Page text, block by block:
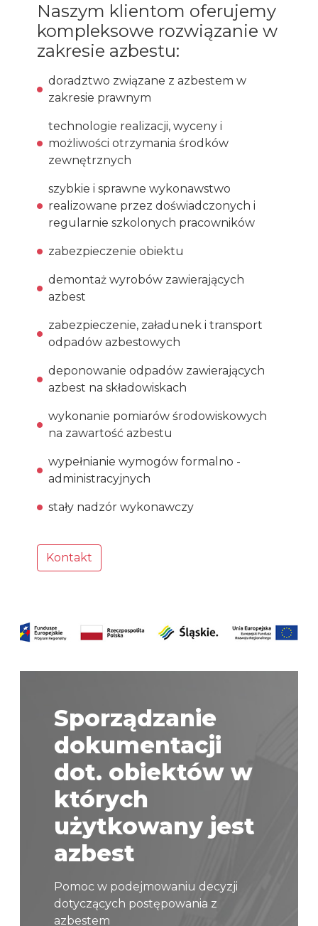
Naszym klientom oferujemy
kompleksowe rozwiązanie w
zakresie azbestu:
doradztwo związane z azbestem w
zakresie prawnym
technologie realizacji, wyceny i
możliwości otrzymania środków
zewnętrznych
szybkie i sprawne wykonawstwo
realizowane przez doświadczonych i
regularnie szkolonych pracowników
zabezpieczenie obiektu
demontaż wyrobów zawierających
azbest
zabezpieczenie, załadunek i transport
odpadów azbestowych
deponowanie odpadów zawierających
azbest na składowiskach
wykonanie pomiarów środowiskowych
na zawartość azbestu
wypełnianie wymogów formalno -
administracyjnych
stały nadzór wykonawczy
Kontakt
Sporządzanie
dokumentacji
dot. obiektów w
których
użytkowany jest
azbest
Pomoc w podejmowaniu decyzji
dotyczących postępowania z
azbestem